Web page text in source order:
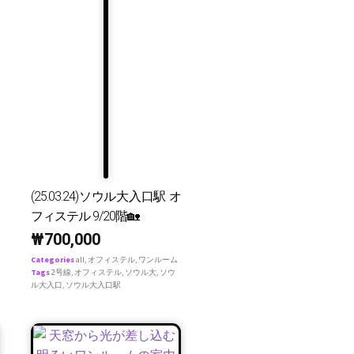
(25.03.24)ソウル大入口駅 オ
フィステル 9/20階🏡
₩700,000
Categoriesall, オフィステル, ワンルーム
Tags2号線, オフィステル, ソウル大, ソウ
ル大入口, ソウル大入口駅